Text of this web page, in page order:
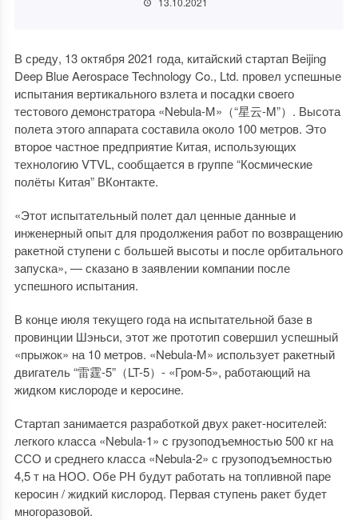
В среду, 13 октября 2021 года, китайский стартап Beijing
Deep Blue Aerospace Technology Co., Ltd. провел успешные
испытания вертикального взлета и посадки своего
тестового демонстратора «Nebula-М»（“星云-M”）. Высота
полета этого аппарата составила около 100 метров. Это
второе частное предприятие Китая, использующих
технологию VTVL, сообщается в группе “Космические
полёты Китая” ВКонтакте.
«Этот испытательный полет дал ценные данные и
инженерный опыт для продолжения работ по возвращению
ракетной ступени с большей высоты и после орбитального
запуска», — сказано в заявлении компании после
успешного испытания.
В конце июля текущего года на испытательной базе в
провинции Шэньси, этот же прототип совершил успешный
«прыжок» на 10 метров. «Nebula-М» использует ракетный
двигатель “雷霆-5”（LT-5）- «Гром-5», работающий на
жидком кислороде и керосине.
Стартап занимается разработкой двух ракет-носителей:
легкого класса «Nebula-1» с грузоподъемностью 500 кг на
ССО и среднего класса «Nebula-2» с грузоподъемностью
4,5 т на НОО. Обе РН будут работать на топливной паре
керосин / жидкий кислород. Первая ступень ракет будет
многоразовой.